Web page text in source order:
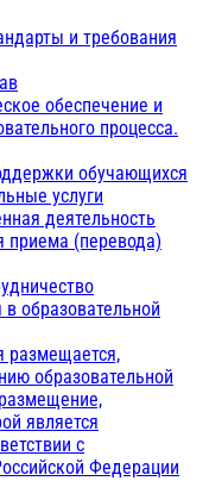
и требования
обеспечение и
процесса.
обучающихся
услуги
деятельность
приема (перевода)
образовательной
размещается,
образовательной
является
с
Федерации